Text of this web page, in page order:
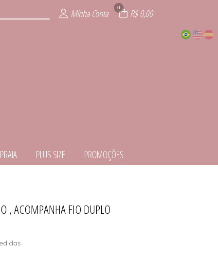
Minha Conta 0 R$ 0,00
PLUS SIZE PROMOÇÕES
, ACOMPANHA FIO DUPLO